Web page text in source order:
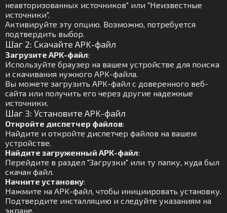
неавторизованных источников" или "Неизвестные
источники".
Активируйте эту опцию. Возможно, потребуется
подтвердить выбор.
Шаг 2: Скачайте APK-файл
Загрузите APK-файл:
Используйте браузер на вашем устройстве для поиска
и скачивания нужного APK-файла.
Вы можете загрузить APK-файл с доверенного веб-
сайта или получить его через другие надежные
источники.
Шаг 3: Установите APK-файл
Откройте диспетчер файлов:
Найдите и откройте диспетчер файлов на вашем
устройстве.
Найдите загруженный APK-файл:
Перейдите в раздел "Загрузки" или ту папку, куда был
скачан файл.
Начните установку:
Нажмите на APK-файл, чтобы инициировать установку.
Подтвердите инсталляцию и следуйте указаниям на
экране.